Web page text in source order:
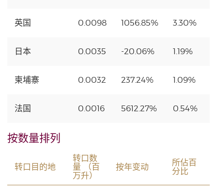
英国 0.0098 1056.85% 3.30%
日本 0.0035 -20.06% 1.19%
柬埔寨 0.0032 237.24% 1.09%
法国 0.0016 5612.27% 0.54%
按数量排列
转口目的地
转口数
量 （百
万升）
按年变动
所佔百
分比